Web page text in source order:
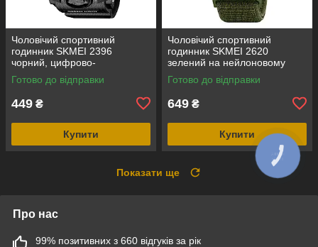
Чоловічий спортивний
годинник SKMEI 2396
чорний, цифрово-
аналоговий, водозахист 5
ATM
Готово до відправки
449 ₴
Купити
Чоловічий спортивний
годинник SKMEI 2620
зелений на нейлоновому
ремінці з липучкою,
електронним компасом і
Готово до відправки
649 ₴
Купити
Показати ще
Про нас
99% позитивних з 660 відгуків за рік